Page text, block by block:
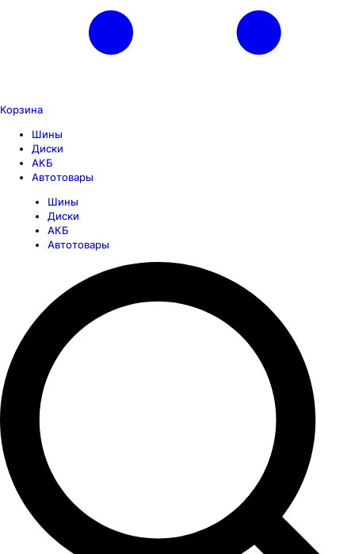
Корзина
Шины
Диски
АКБ
Автотовары
Шины
Диски
АКБ
Автотовары